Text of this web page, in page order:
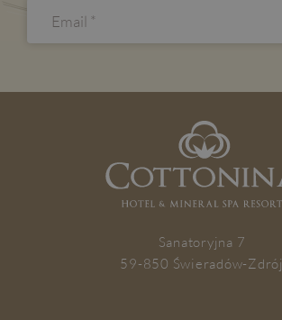
ZAPISZ SIĘ
Sanatoryjna 7
59-850 Świeradów-Zdrój